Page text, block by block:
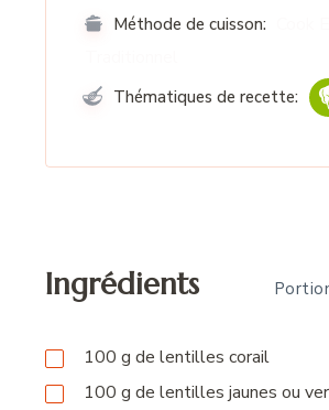
Méthode de cuisson: Cook
Thématiques de recette:
Ingrédients
100 g de lentilles corail
100 g de lentilles jaunes ou